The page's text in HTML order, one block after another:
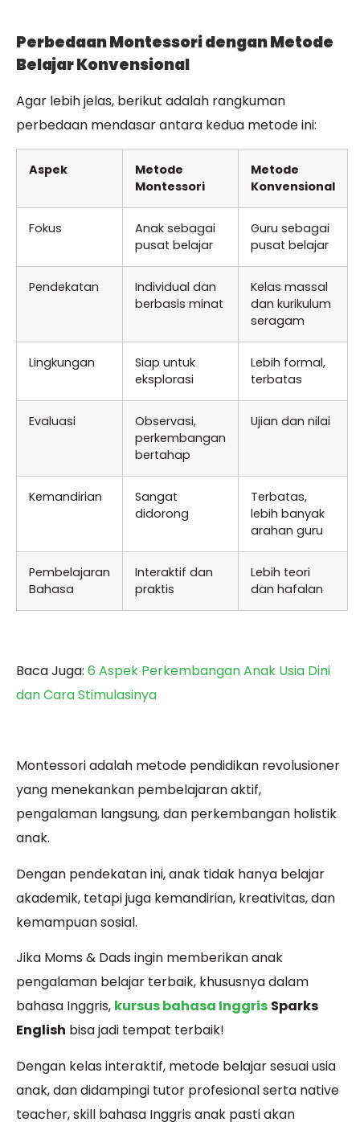
Perbedaan Montessori dengan Metode
Belajar Konvensional
Agar lebih jelas, berikut adalah rangkuman
perbedaan mendasar antara kedua metode ini:
Aspek
Metode
Montessori
Metode
Konvensional
Fokus
Anak sebagai
pusat belajar
Guru sebagai
pusat belajar
Pendekatan
Individual dan
berbasis minat
Kelas massal
dan kurikulum
seragam
Lingkungan
Siap untuk
eksplorasi
Lebih formal,
terbatas
Evaluasi
Observasi,
perkembangan
bertahap
Ujian dan nilai
Kemandirian
Sangat
didorong
Terbatas,
lebih banyak
arahan guru
Pembelajaran
Bahasa
Interaktif dan
praktis
Lebih teori
dan hafalan
Baca Juga: 6 Aspek Perkembangan Anak Usia Dini
dan Cara Stimulasinya
Montessori adalah metode pendidikan revolusioner
yang menekankan pembelajaran aktif,
pengalaman langsung, dan perkembangan holistik
anak.
Dengan pendekatan ini, anak tidak hanya belajar
akademik, tetapi juga kemandirian, kreativitas, dan
kemampuan sosial.
Jika Moms & Dads ingin memberikan anak
pengalaman belajar terbaik, khususnya dalam
bahasa Inggris, kursus bahasa Inggris Sparks
English bisa jadi tempat terbaik!
Dengan kelas interaktif, metode belajar sesuai usia
anak, dan didampingi tutor profesional serta native
teacher, skill bahasa Inggris anak pasti akan